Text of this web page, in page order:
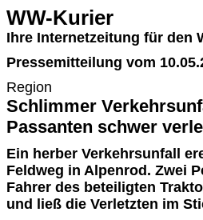
WW-Kurier
Ihre Internetzeitung für den
Pressemitteilung vom
Region
Schlimmer
Passanten schwer
Ein herber Verkehrsunfall
Feldweg in Alpenrod. Zwei
Fahrer des beteiligten
und ließ die Verletzten im